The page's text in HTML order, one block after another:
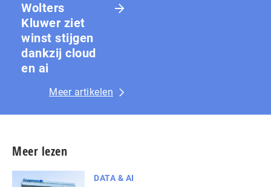
Wolters
Kluwer ziet
winst stijgen
dankzij cloud
en ai
Meer artikelen
Meer lezen
DATA & AI